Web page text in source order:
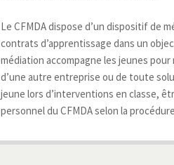
Le CFMDA dispose d’un dispositif de
contrats d’apprentissage dans un
médiation accompagne les jeunes
d’une autre entreprise ou de toute
jeune lors d’interventions en classe,
personnel du CFMDA selon la